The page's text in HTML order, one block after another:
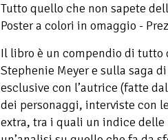
Tutto quello che non sapete
Poster a colori in omaggio -
Il libro è un compendio di tutto
Stephenie Meyer e sulla saga
esclusive con l’autrice (fatte
dei personaggi, interviste con
extra, tra i quali un indice